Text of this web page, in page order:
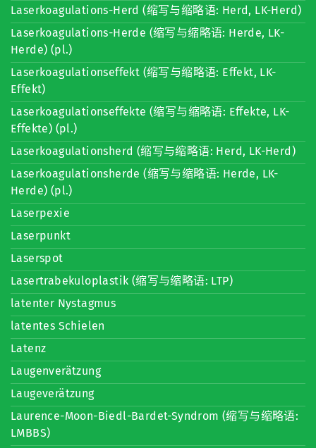
Laserkoagulations-Herd (缩写与缩略语: Herd, LK-Herd)
Laserkoagulations-Herde (缩写与缩略语: Herde, LK-
Herde) (pl.)
Laserkoagulationseffekt (缩写与缩略语: Effekt, LK-
Effekt)
Laserkoagulationseffekte (缩写与缩略语: Effekte, LK-
Effekte) (pl.)
Laserkoagulationsherd (缩写与缩略语: Herd, LK-Herd)
Laserkoagulationsherde (缩写与缩略语: Herde, LK-
Herde) (pl.)
Laserpexie
Laserpunkt
Laserspot
Lasertrabekuloplastik (缩写与缩略语: LTP)
latenter Nystagmus
latentes Schielen
Latenz
Laugenverätzung
Laugeverätzung
Laurence-Moon-Biedl-Bardet-Syndrom (缩写与缩略语:
LMBBS)